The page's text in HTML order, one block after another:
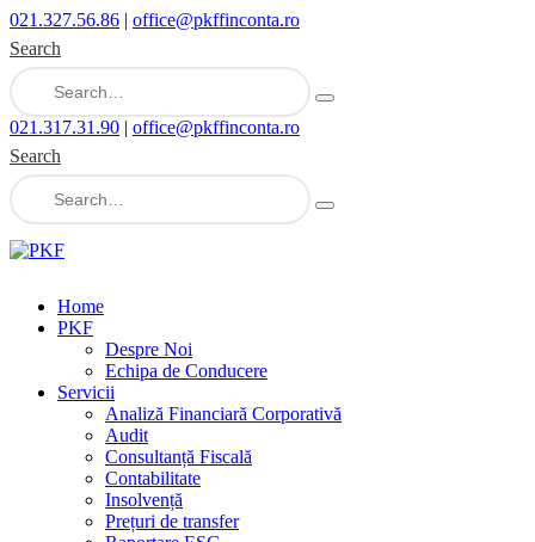
021.327.56.86 | office@pkffinconta.ro
Search
021.317.31.90 | office@pkffinconta.ro
Search
Home
PKF
Despre Noi
Echipa de Conducere
Servicii
Analiză Financiară Corporativă
Audit
Consultanță Fiscală
Contabilitate
Insolvență
Prețuri de transfer